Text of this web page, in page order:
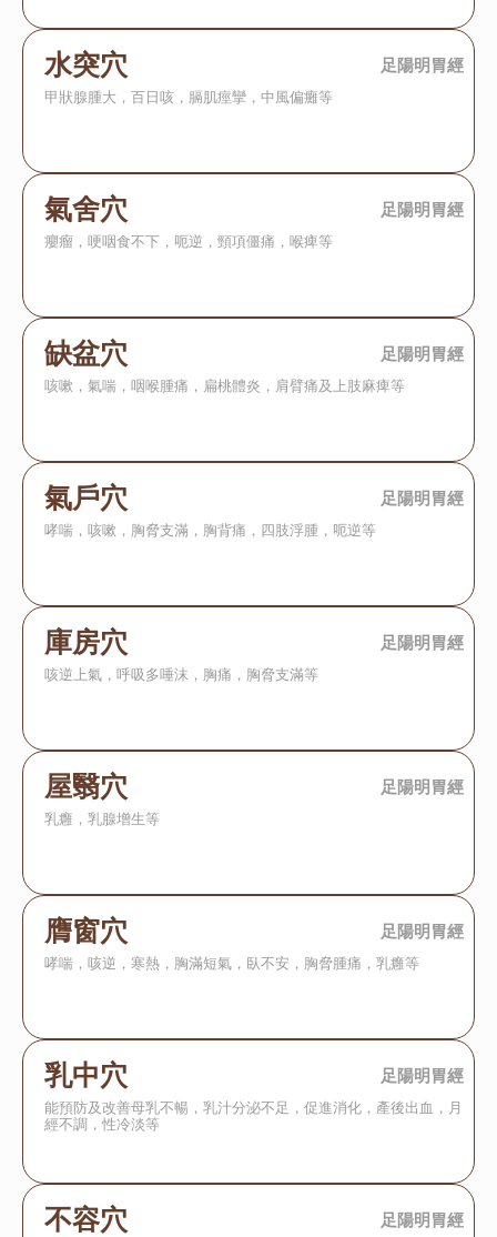
水突穴 足陽明胃經
甲狀腺腫大，百日咳，膈肌痙攣，中風偏癱等
氣舍穴 足陽明胃經
癭瘤，哽咽食不下，呃逆，頸項僵痛，喉痺等
缺盆穴 足陽明胃經
咳嗽，氣喘，咽喉腫痛，扁桃體炎，肩臂痛及上肢麻痺等
氣戶穴 足陽明胃經
哮喘，咳嗽，胸脅支滿，胸背痛，四肢浮腫，呃逆等
庫房穴 足陽明胃經
咳逆上氣，呼吸多唾沫，胸痛，胸脅支滿等
屋翳穴 足陽明胃經
乳癰，乳腺增生等
膺窗穴 足陽明胃經
哮喘，咳逆，寒熱，胸滿短氣，臥不安，胸脅腫痛，乳癰等
乳中穴 足陽明胃經
能預防及改善母乳不暢，乳汁分泌不足，促進消化，產後出血，月
經不調，性冷淡等
不容穴 足陽明胃經